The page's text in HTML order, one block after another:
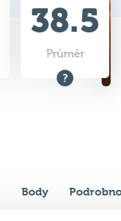
38.5
Průměr
Body